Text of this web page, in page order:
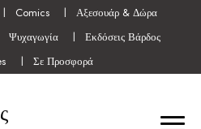
Comics
Αξεσουάρ & Δώρα
Ψυχαγωγία
Εκδόσεις Βάρδος
Σε Προσφορά